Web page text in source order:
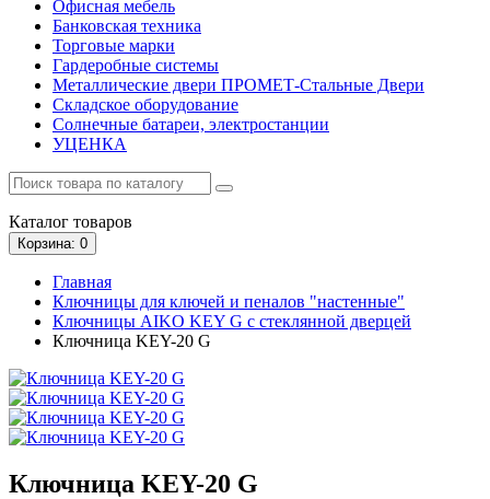
Офисная мебель
Банковская техника
Торговые марки
Гардеробные системы
Металлические двери ПРОМЕТ-Стальные Двери
Складское оборудование
Солнечные батареи, электростанции
УЦЕНКА
Каталог товаров
Корзина: 0
Главная
Ключницы для ключей и пеналов "настенные"
Ключницы AIKO KEY G с стеклянной дверцей
Ключница KEY-20 G
Ключница KEY-20 G